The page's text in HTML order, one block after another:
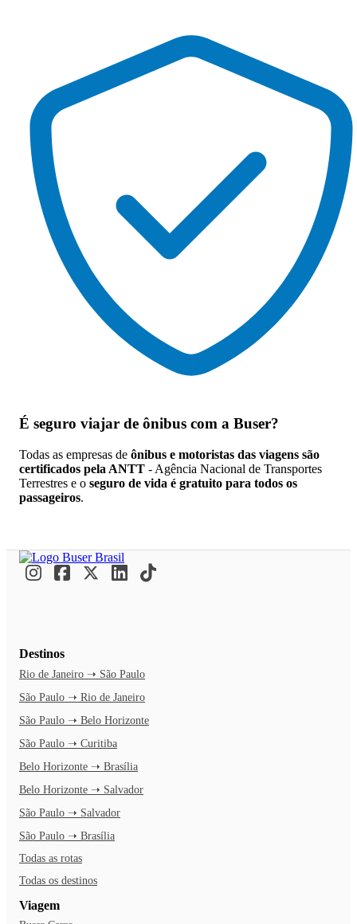
É seguro viajar de ônibus com a Buser?
Todas as empresas de ônibus e motoristas das viagens são
certificados pela ANTT - Agência Nacional de Transportes
Terrestres e o seguro de vida é gratuito para todos os
passageiros.
Destinos
Rio de Janeiro ➝ São Paulo
São Paulo ➝ Rio de Janeiro
São Paulo ➝ Belo Horizonte
São Paulo ➝ Curitiba
Belo Horizonte ➝ Brasília
Belo Horizonte ➝ Salvador
São Paulo ➝ Salvador
São Paulo ➝ Brasília
Todas as rotas
Todas os destinos
Viagem